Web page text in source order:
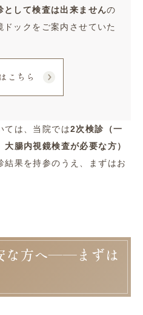
として検査は出来ませんの
ックをご案内させていた
こちら
ては、当院では2次検診（一
腸内視鏡検査が必要な方）
果を持参のうえ、まずはお
な方へ――まずは